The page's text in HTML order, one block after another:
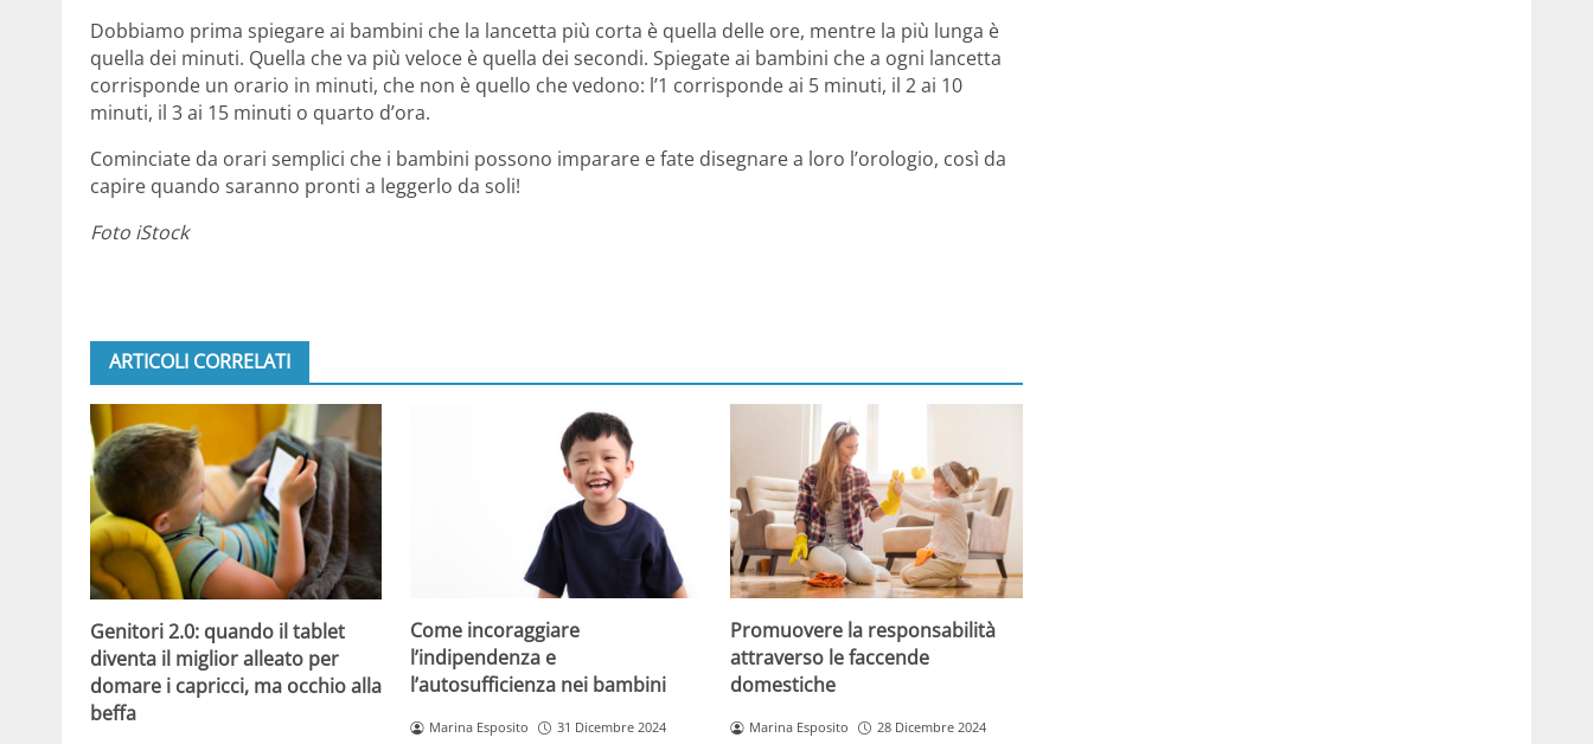
Dobbiamo prima spiegare ai bambini che la lancetta più corta è quella delle ore, mentre la più lunga è
quella dei minuti. Quella che va più veloce è quella dei secondi. Spiegate ai bambini che a ogni lancetta
corrisponde un orario in minuti, che non è quello che vedono: l’1 corrisponde ai 5 minuti, il 2 ai 10
minuti, il 3 ai 15 minuti o quarto d’ora.
Cominciate da orari semplici che i bambini possono imparare e fate disegnare a loro l’orologio, così da
capire quando saranno pronti a leggerlo da soli!
Foto iStock
ARTICOLI CORRELATI
Genitori 2.0: quando il tablet
diventa il miglior alleato per
domare i capricci, ma occhio alla
beffa
Come incoraggiare
l’indipendenza e
l’autosufficienza nei bambini
Marina Esposito 31 Dicembre 2024
Promuovere la responsabilità
attraverso le faccende
domestiche
Marina Esposito 28 Dicembre 2024